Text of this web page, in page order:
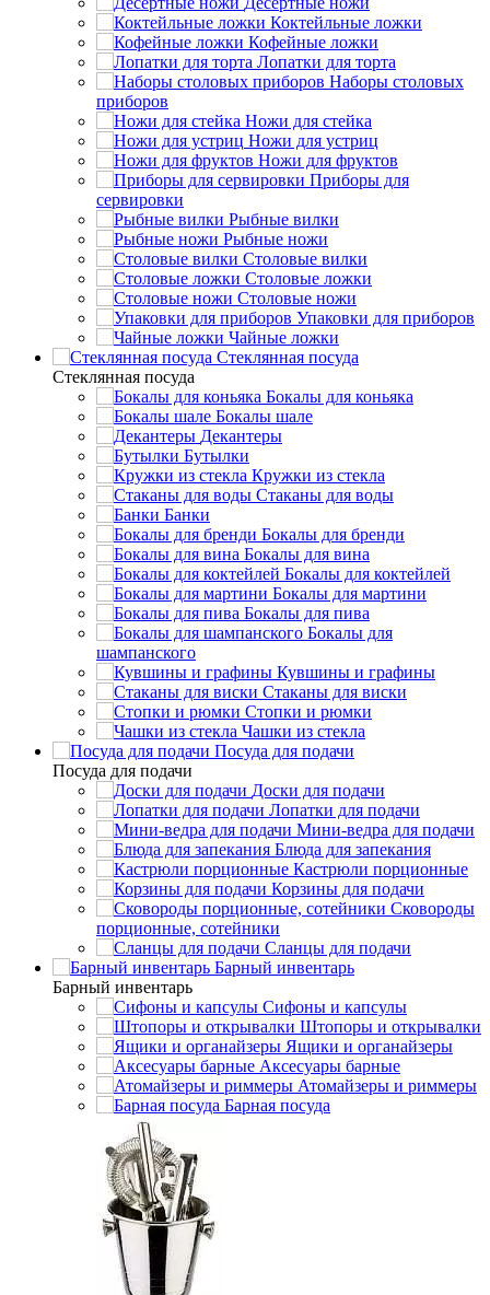
Коктейльные ложки
Кофейные ложки
Лопатки для торта
Наборы столовых
приборов
Ножи для стейка
Ножи для устриц
Ножи для фруктов
Приборы для
сервировки
Рыбные вилки
Рыбные ножи
Столовые вилки
Столовые ложки
Столовые ножи
Упаковки для приборов
Чайные ложки
Стеклянная посуда
Стеклянная посуда
Бокалы для коньяка
Бокалы шале
Декантеры
Бутылки
Кружки из стекла
Стаканы для воды
Банки
Бокалы для бренди
Бокалы для вина
Бокалы для коктейлей
Бокалы для мартини
Бокалы для пива
Бокалы для
шампанского
Кувшины и графины
Стаканы для виски
Стопки и рюмки
Чашки из стекла
Посуда для подачи
Посуда для подачи
Доски для подачи
Лопатки для подачи
Мини-ведра для подачи
Блюда для запекания
Кастрюли порционные
Корзины для подачи
Сковороды
порционные, сотейники
Сланцы для подачи
Барный инвентарь
Барный инвентарь
Сифоны и капсулы
Штопоры и открывалки
Ящики и органайзеры
Аксесуары барные
Атомайзеры и риммеры
Барная посуда